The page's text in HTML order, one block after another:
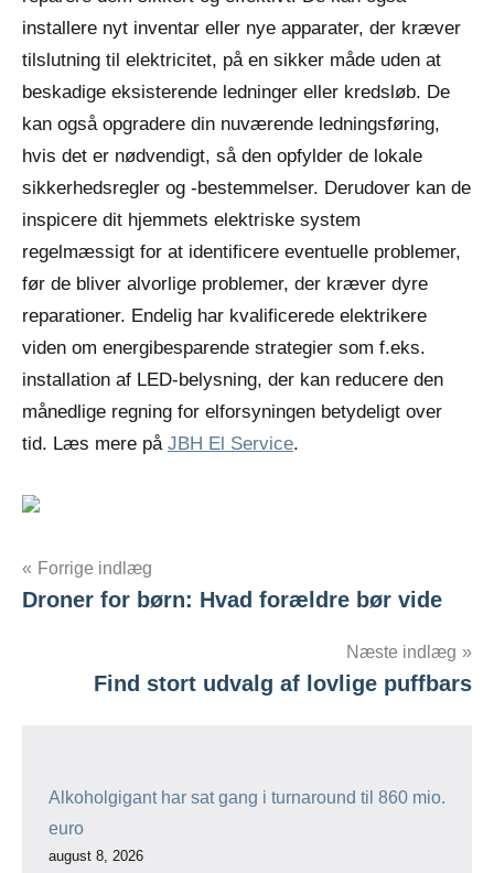
installere nyt inventar eller nye apparater, der kræver
tilslutning til elektricitet, på en sikker måde uden at
beskadige eksisterende ledninger eller kredsløb. De
kan også opgradere din nuværende ledningsføring,
hvis det er nødvendigt, så den opfylder de lokale
sikkerhedsregler og -bestemmelser. Derudover kan de
inspicere dit hjemmets elektriske system
regelmæssigt for at identificere eventuelle problemer,
før de bliver alvorlige problemer, der kræver dyre
reparationer. Endelig har kvalificerede elektrikere
viden om energibesparende strategier som f.eks.
installation af LED-belysning, der kan reducere den
månedlige regning for elforsyningen betydeligt over
tid. Læs mere på JBH El Service.
Indlægsnavigation
Forrige indlæg
Droner for børn: Hvad forældre bør vide
Næste indlæg
Find stort udvalg af lovlige puffbars
Alkoholgigant har sat gang i turnaround til 860 mio.
euro
august 8, 2026